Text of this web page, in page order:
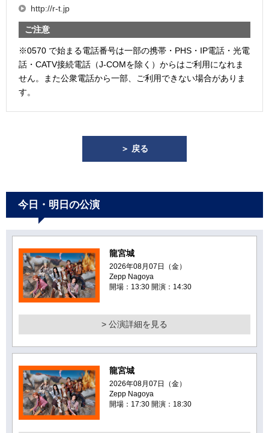
http://r-t.jp
ご注意
※0570 で始まる電話番号は一部の携帯・PHS・IP電話・光電
話・CATV接続電話（J-COMを除く）からはご利用になれま
せん。また公衆電話から一部、ご利用できない場合がありま
す。
＞ 戻る
今日・明日の公演
龍宮城
2026年08月07日（金）
Zepp Nagoya
開場：13:30 開演：14:30
> 公演詳細を見る
龍宮城
2026年08月07日（金）
Zepp Nagoya
開場：17:30 開演：18:30